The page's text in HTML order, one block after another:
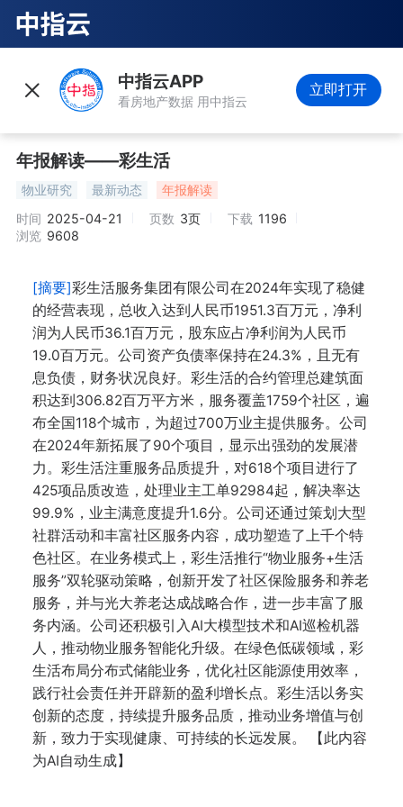
中指云APP
看房地产数据 用中指云
立即打开
年报解读——彩生活
物业研究 最新动态
年报解读
时间 2025-04-21 页数 3页 下载 1196
浏览 9608
[摘要]彩生活服务集团有限公司在2024年实现了稳健
的经营表现，总收入达到人民币1951.3百万元，净利
润为人民币36.1百万元，股东应占净利润为人民币
19.0百万元。公司资产负债率保持在24.3%，且无有
息负债，财务状况良好。彩生活的合约管理总建筑面
积达到306.82百万平方米，服务覆盖1759个社区，遍
布全国118个城市，为超过700万业主提供服务。公司
在2024年新拓展了90个项目，显示出强劲的发展潜
力。彩生活注重服务品质提升，对618个项目进行了
425项品质改造，处理业主工单92984起，解决率达
99.9%，业主满意度提升1.6分。公司还通过策划大型
社群活动和丰富社区服务内容，成功塑造了上千个特
色社区。在业务模式上，彩生活推行“物业服务+生活
服务”双轮驱动策略，创新开发了社区保险服务和养老
服务，并与光大养老达成战略合作，进一步丰富了服
务内涵。公司还积极引入AI大模型技术和AI巡检机器
人，推动物业服务智能化升级。在绿色低碳领域，彩
生活布局分布式储能业务，优化社区能源使用效率，
践行社会责任并开辟新的盈利增长点。彩生活以务实
创新的态度，持续提升服务品质，推动业务增值与创
新，致力于实现健康、可持续的长远发展。 【此内容
为AI自动生成】